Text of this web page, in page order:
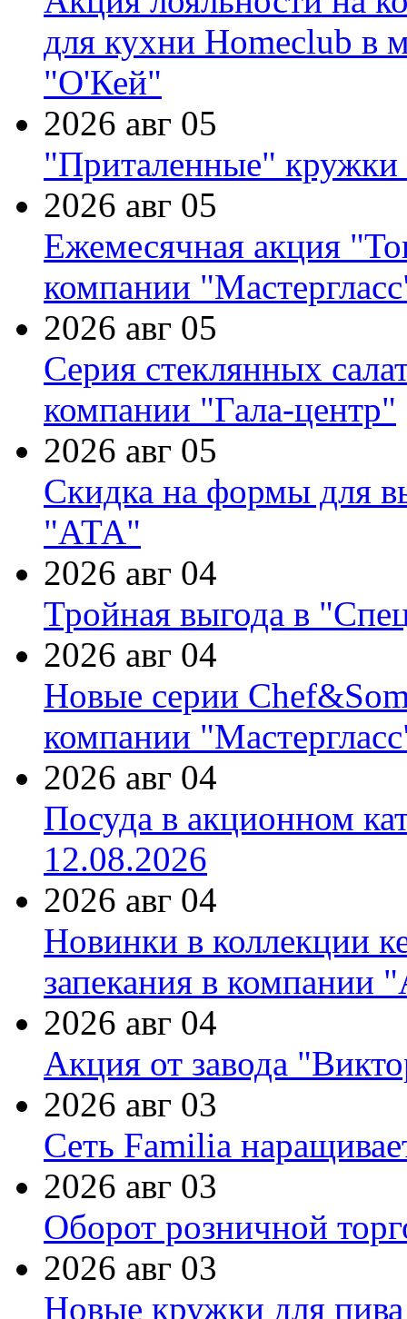
для кухни Homeclub в
"О'Кей"
2026 авг 05
"Приталенные" кружки
2026 авг 05
Ежемесячная акция
компании
2026 авг 05
Серия стеклянных
компании "Гала-центр"
2026 авг 05
Скидка на формы для
"АТА"
2026 авг 04
Тройная выгода в
2026 авг 04
Новые серии
компании
2026 авг 04
Посуда в акционном
12.08.2026
2026 авг 04
Новинки в коллекции
запекания в компании
2026 авг 04
Акция от завода
2026 авг 03
Сеть Familia
2026 авг 03
Оборот розничной
2026 авг 03
Новые кружки для